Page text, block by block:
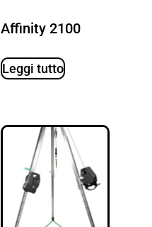
Affinity 2100
Leggi tutto